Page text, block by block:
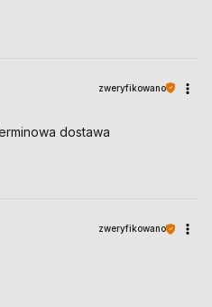
zweryfikowano
dostawa
zweryfikowano